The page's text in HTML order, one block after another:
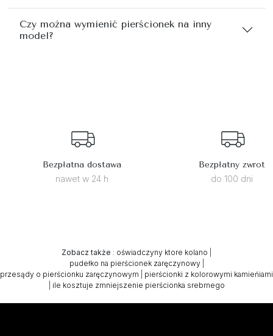
Czy można wymienić pierścionek na inny
model?
Bezpłatna dostawa
nawet w 24 h
Bezpłatny zwrot
do 100 dni
Zobacz także : oświadczyny ktore kolano
pudełko na pierścionek zaręczynowy|
przesądy o pierścionku zaręczynowym
pierścionki z kolorowymi kamieńiami
ile kosztuje zmniejszenie pierścionka srebrnego